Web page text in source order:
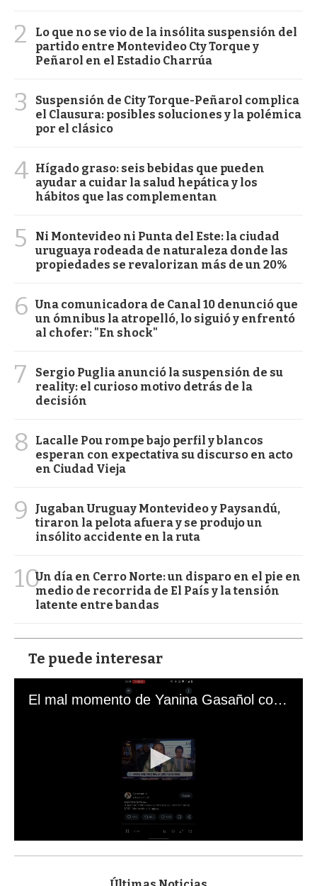
2
Lo que no se vio de la insólita suspensión del
partido entre Montevideo Cty Torque y
Peñarol en el Estadio Charrúa
3
Suspensión de City Torque-Peñarol complica
el Clausura: posibles soluciones y la polémica
por el clásico
4 Hígado graso: seis bebidas que pueden
ayudar a cuidar la salud hepática y los
hábitos que las complementan
5
Ni Montevideo ni Punta del Este: la ciudad
uruguaya rodeada de naturaleza donde las
propiedades se revalorizan más de un 20%
6 Una comunicadora de Canal 10 denunció que
un ómnibus la atropelló, lo siguió y enfrentó
al chofer: "En shock"
7
Sergio Puglia anunció la suspensión de su
reality: el curioso motivo detrás de la
decisión
8
Lacalle Pou rompe bajo perfil y blancos
esperan con expectativa su discurso en acto
en Ciudad Vieja
9
Jugaban Uruguay Montevideo y Paysandú,
tiraron la pelota afuera y se produjo un
insólito accidente en la ruta
10Un día en Cerro Norte: un disparo en el pie en
medio de recorrida de El País y la tensión
latente entre bandas
Te puede interesar
El mal momento de Yanina Gasañol con un hincha argentino en "Subrayado"
s